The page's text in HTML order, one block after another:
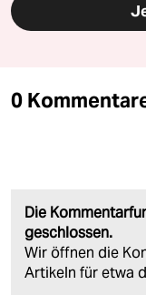
0
Die
geschlossen.
Wir öffnen die
Artikeln für etwa